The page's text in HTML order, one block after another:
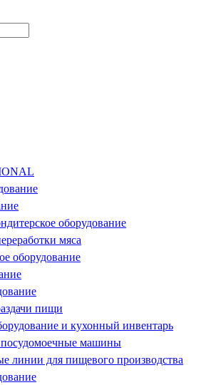
оборудование
мяса
оборудование
пищи
и кухонный инвентарь
машины
линии для пищевого производства